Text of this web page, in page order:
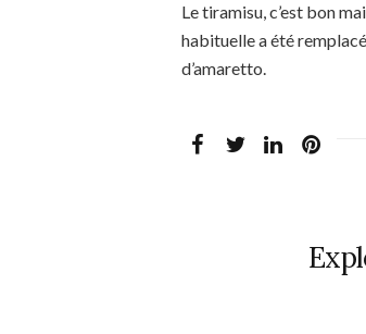
Le tiramisu, c’est bon
habituelle a été
d’amaretto.